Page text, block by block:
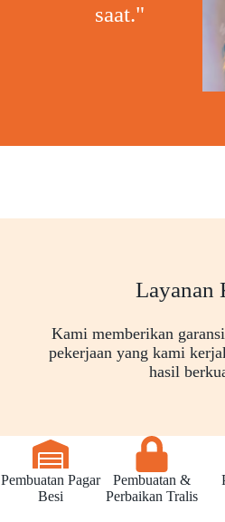
saat."
Layanan
Kami memberikan
pekerjaan yang kami
hasil
Pembuatan Pagar
Besi
Pembuatan &
Perbaikan Tralis